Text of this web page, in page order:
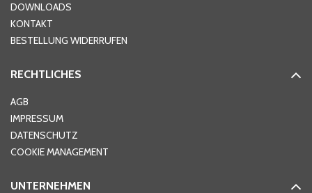
DOWNLOADS
KONTAKT
BESTELLUNG WIDERRUFEN
RECHTLICHES
AGB
IMPRESSUM
DATENSCHUTZ
COOKIE MANAGEMENT
UNTERNEHMEN